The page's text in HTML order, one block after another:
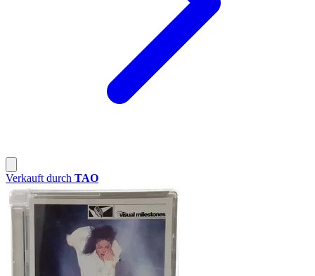
Verkauft durch TAO